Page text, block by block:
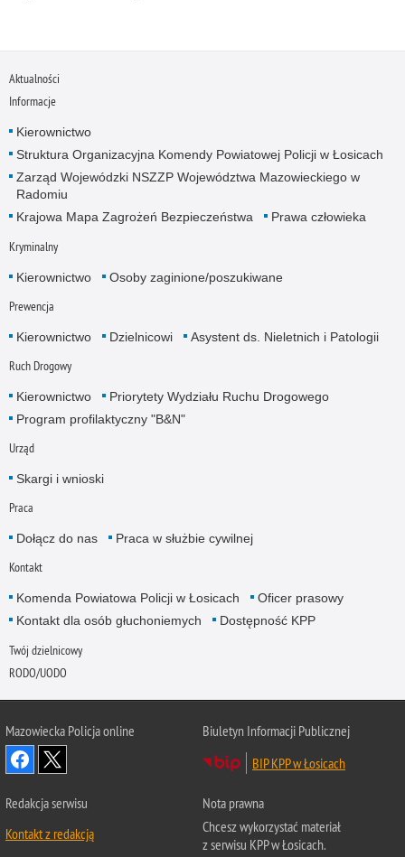
Aktualności
Informacje
Kierownictwo
Struktura Organizacyjna Komendy Powiatowej Policji w Łosicach
Zarząd Wojewódzki NSZZP Województwa Mazowieckiego w
Radomiu
Krajowa Mapa Zagrożeń Bezpieczeństwa
Prawa człowieka
Kryminalny
Kierownictwo Osoby zaginione/poszukiwane
Prewencja
Kierownictwo Dzielnicowi Asystent ds. Nieletnich i Patologii
Ruch Drogowy
Kierownictwo
Priorytety Wydziału Ruchu Drogowego
Program profilaktyczny "B&N"
Urząd
Skargi i wnioski
Praca
Dołącz do nas Praca w służbie cywilnej
Kontakt
Komenda Powiatowa Policji w Łosicach
Oficer prasowy
Kontakt dla osób głuchoniemych
Dostępność KPP
Twój dzielnicowy
RODO/UODO
Mazowiecka Policja online
Biuletyn Informacji Publicznej
BIP KPP w Łosicach
Redakcja serwisu
Kontakt z redakcją
Nota prawna
Chcesz wykorzystać materiał
z serwisu KPP w Łosicach.